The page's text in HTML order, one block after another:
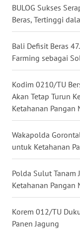
BULOG Sukses
Beras, Tertinggi
Bali Defisit Beras
Farming sebagai
Kodim 0210/TU
Akan Tetap Turun
Ketahanan Pangan
Wakapolda
untuk Ketahanan
Polda Sulut Tanam
Ketahanan Pangan
Korem 012/TU
Panen Jagung
WN
WN
JOGJA
WN
JATIM
BALI
KALBAR
KALTENG